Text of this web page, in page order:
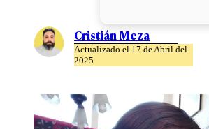
Cristián Meza
Actualizado el 17 de Abril del
2025